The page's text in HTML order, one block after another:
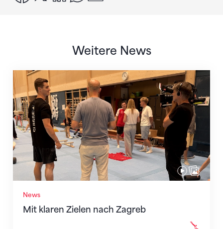
Weitere News
News
Mit klaren Zielen nach Zagreb
Mit klaren Zielen nach Zagreb